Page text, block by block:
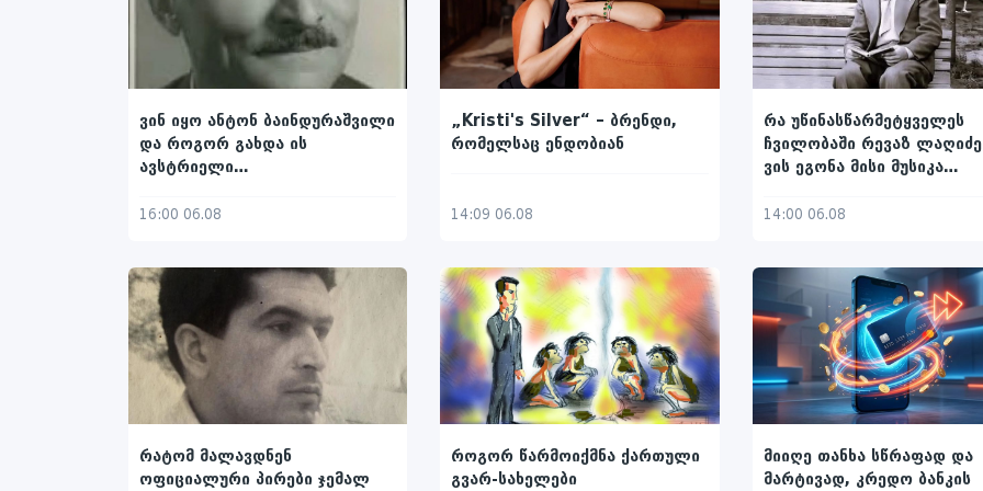
ვინ იყო ანტონ ბაინდურაშვილი
და როგორ გახდა ის
ავსტრიელი
დიაკვანი
16:00 06.08
„Kristi's Silver“ – ბრენდი,
რომელსაც ენდობიან
14:09 06.08
რა უწინასწარმეტყველეს
ჩვილობაში რევაზ
ვის ეგონა მისი მუსიკა
14:00 06.08
რატომ მალავდნენ
ოფიციალური პირები ჯემალ
როგორ წარმოიქმნა ქართული
გვარ-სახელები
მიიღე თანხა სწრაფად და
მარტივად, კრედო ბანკის